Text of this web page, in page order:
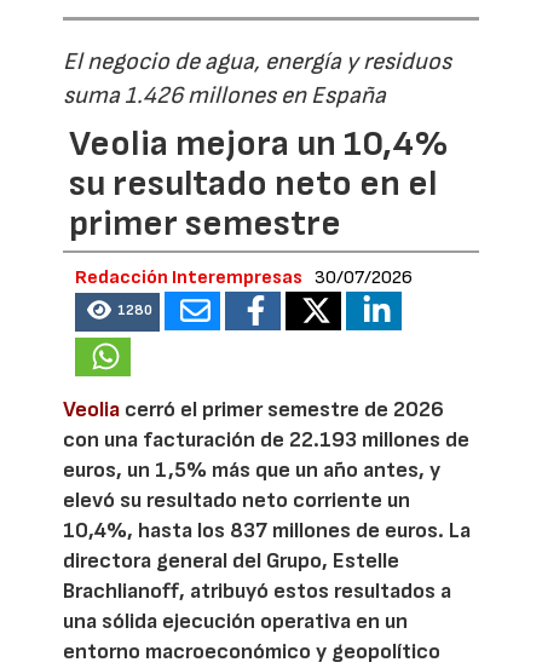
El negocio de agua, energía y residuos
suma 1.426 millones en España
Veolia mejora un 10,4%
su resultado neto en el
primer semestre
Redacción Interempresas 30/07/2026
1280
Veolia cerró el primer semestre de 2026
con una facturación de 22.193 millones de
euros, un 1,5% más que un año antes, y
elevó su resultado neto corriente un
10,4%, hasta los 837 millones de euros. La
directora general del Grupo, Estelle
Brachlianoff, atribuyó estos resultados a
una sólida ejecución operativa en un
entorno macroeconómico y geopolítico